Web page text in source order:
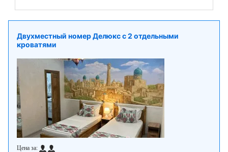
Двухместный номер Делюкс с 2 отдельными
кроватями